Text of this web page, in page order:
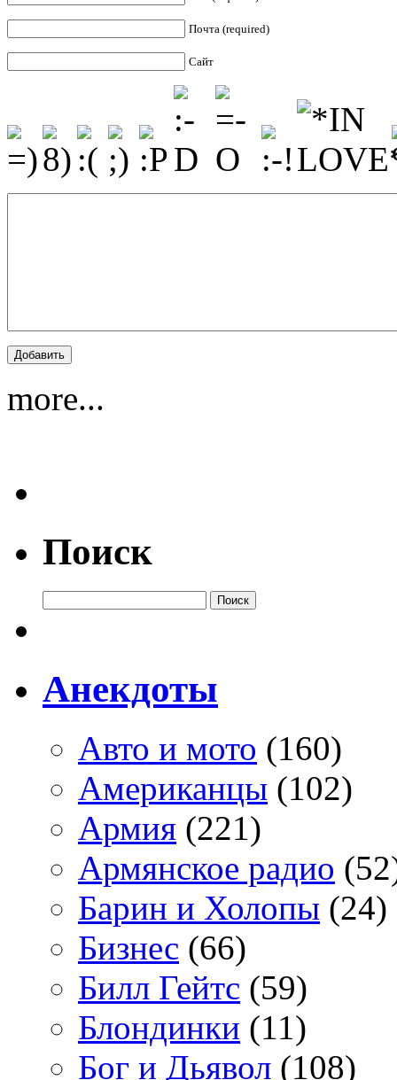
Почта (required)
Сайт
more...
Поиск
Анекдоты
Авто и мото (160)
Американцы (102)
Армия (221)
Армянское радио
Барин и Холопы (24)
Бизнес (66)
Билл Гейтс (59)
Блондинки (11)
Бог и Дьявол (108)